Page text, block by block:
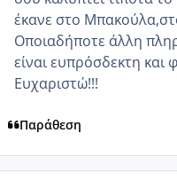
έκανε στο
Οποιαδήποτε άλλη
είναι ευπρόσδεκτη και
Ευχαριστώ!!!
Παράθεση